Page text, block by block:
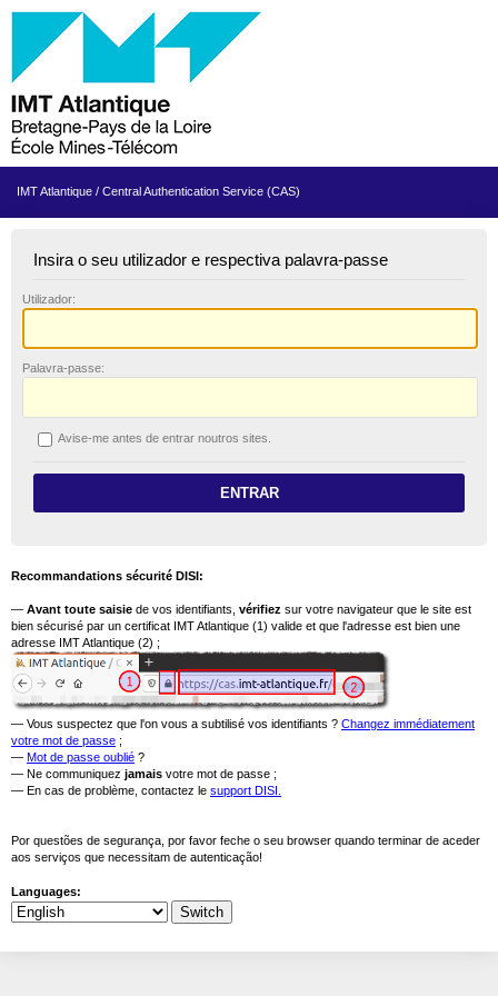
IMT Atlantique / Central Authentication Service (CAS)
Insira o seu utilizador e respectiva palavra-passe
Utilizador:
Palavra-passe:
Avise-me antes de entrar noutros sites.
Recommandations sécurité DISI:
— Avant toute saisie de vos identifiants, vérifiez sur votre navigateur que le site est
bien sécurisé par un certificat IMT Atlantique (1) valide et que l'adresse est bien une
adresse IMT Atlantique (2) ;
— Vous suspectez que l'on vous a subtilisé vos identifiants ? Changez immédiatement
votre mot de passe ;
— Mot de passe oublié ?
— Ne communiquez jamais votre mot de passe ;
— En cas de problème, contactez le support DISI.
Por questões de segurança, por favor feche o seu browser quando terminar de aceder
aos serviços que necessitam de autenticação!
Languages: